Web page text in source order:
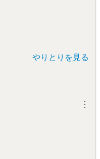
やりとりを見る
︙